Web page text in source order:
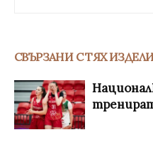
СВЪРЗАНИ С ТЯХ